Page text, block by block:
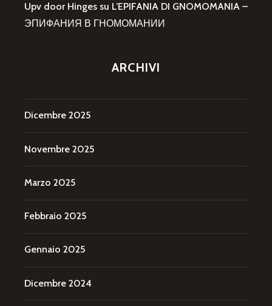
Upv door Hinges su L’EPIFANIA DI GNOMOMANIA –
ЭПИФАНИЯ В ГНОМОМАНИИ
ARCHIVI
Dicembre 2025
Novembre 2025
Marzo 2025
Febbraio 2025
Gennaio 2025
Dicembre 2024